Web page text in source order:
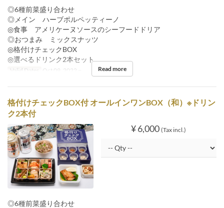
◎6種前菜盛り合わせ
◎メイン ハーブポルペッティーノ
◎食事 アメリケーヌソースのシーフードドリア
◎おつまみ ミックスナッツ
◎格付けチェックBOX
◎選べるドリンク2本セット
Valid Dates Oct 09, 2022 ~ Read more
格付けチェックBOX付 オールインワンBOX（和）※ドリン
ク2本付
¥ 6,000 (Tax incl.)
◎6種前菜盛り合わせ